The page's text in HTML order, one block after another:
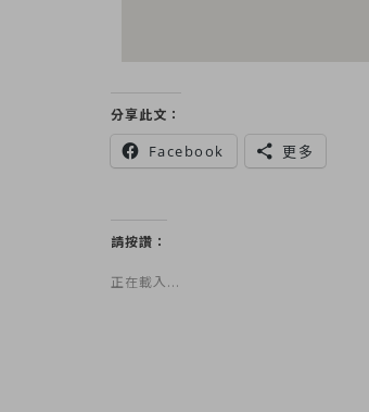
分享此文：
Facebook 更多
請按讚：
正在載入...